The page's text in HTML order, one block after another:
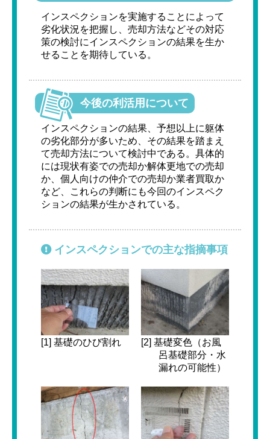
インスペクションを実施することによって
劣化状況を把握し、売却方法などその対応
策の検討にインスペクションの結果を生か
せることを期待している。
今後の利活用について
インスペクションの結果、予想以上に躯体
の劣化部分が多いため、その結果を踏まえ
て売却方法について検討中である。具体的
には現状有姿での売却か解体更地での売却
か、個人向けの仲介での売却か業者買取か
など、これらの判断にも今回のインスペク
ションの結果が生かされている。
インスペクションでの主な指摘事項
[1] 基礎のひび割れ
[2] 基礎変色（お風
呂基礎部分・水
漏れの可能性）